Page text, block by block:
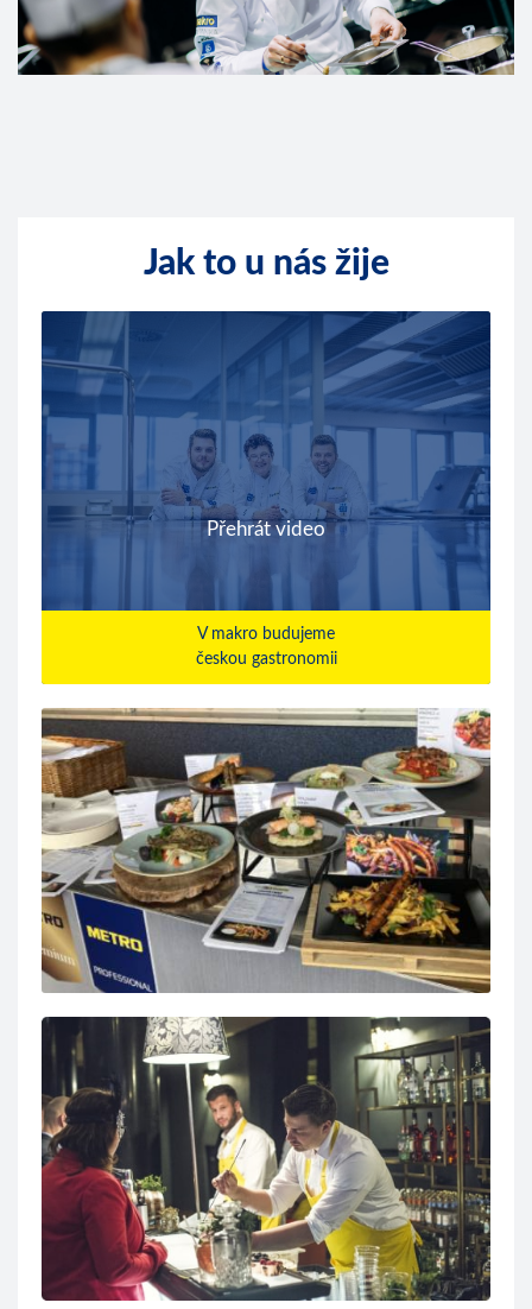
Jak to u nás žije
V makro budujeme
českou gastronomii